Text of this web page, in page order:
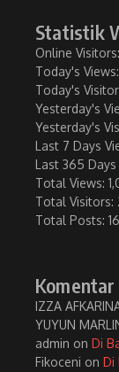
Statistik
Online Visitors:
Today's Views:
Today's
Yesterday's
Yesterday's
Last 7 Days
Last 365 Days
Total Views:
Total Visitors:
Total Posts:
IZZA
YUYUN
admin on Di
Fikoceni on Di